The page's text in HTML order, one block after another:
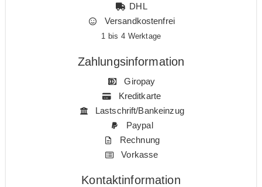
DHL
Versandkostenfrei
1 bis 4 Werktage
Zahlungsinformation
Giropay
Kreditkarte
Lastschrift/Bankeinzug
Paypal
Rechnung
Vorkasse
Kontaktinformation